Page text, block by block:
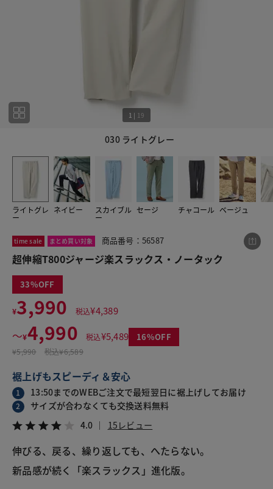
030 ライトグレー
1 | 19
ライトグレ
ー
ネイビー スカイブル
ー
セージ チャコール ベージュ
19
time sale まとめ買い対象 商品番号：56587
超伸縮T800ジャージ楽スラックス・ノータック
33
¥3,990 税込¥4,389
〜¥4,990 税込¥5,489 16
¥5,990 税込¥6,589
裾上げもスピーディ＆安心
1 13:50までのWEBご注文で最短翌日に裾上げしてお届け
2
サイズが合わなくても交換送料無料
4.0
15レビュー
伸びる、戻る、繰り返しても、へたらない。
新品感が続く「楽スラックス」進化版。
この商品をシェアする
超伸縮T800ジャージ楽スラックス・ノータック
¥4,990 税込¥5,489
X メール